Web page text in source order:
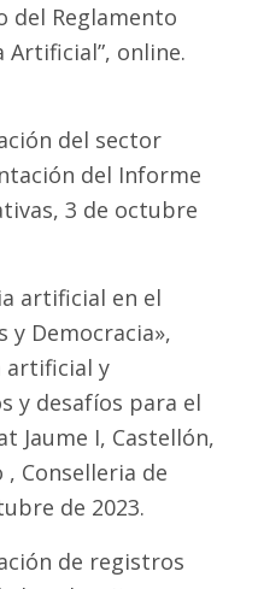
del Reglamento
Artificial”, online.
del sector
del Informe
3 de octubre
artificial en el
y Democracia»,
artificial y
y desafíos para el
Jaume I, Castellón,
Conselleria de
de 2023.
de registros